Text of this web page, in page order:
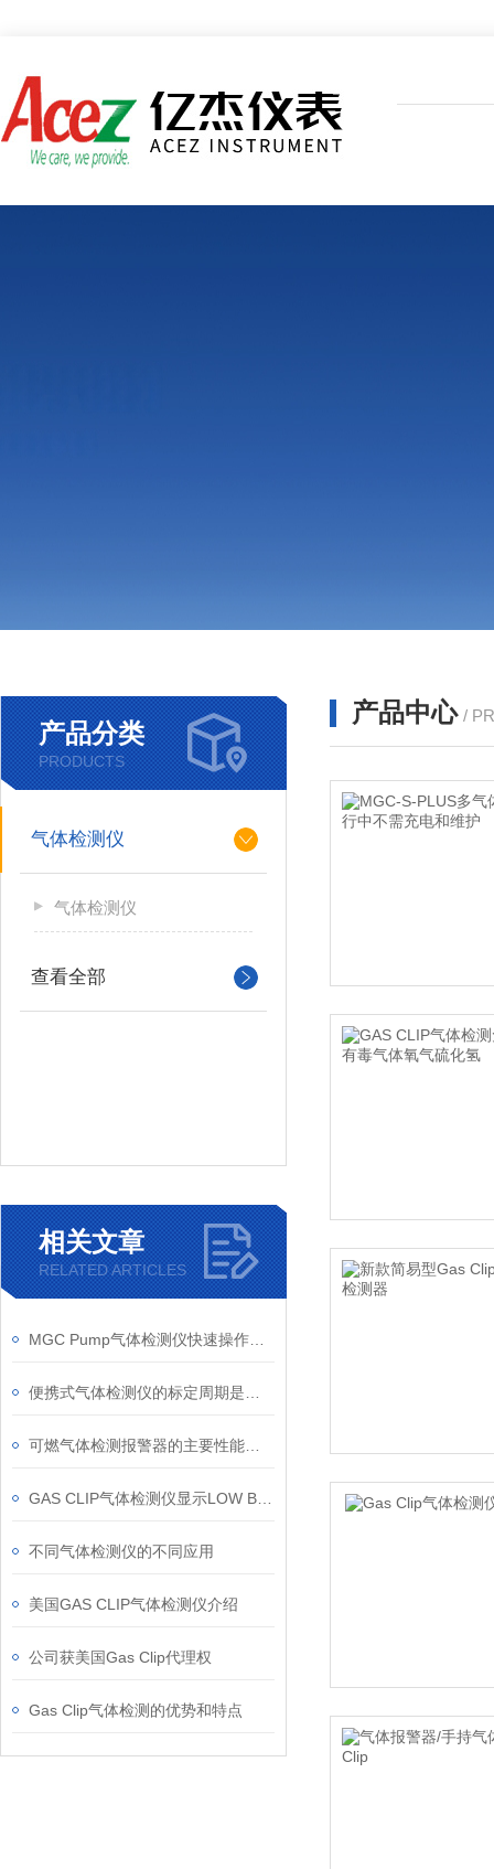
产品分类
PRODUCTS
气体检测仪
气体检测仪
查看全部
相关文章
RELATED ARTICLES
不同气体检测仪的不同应用
美国GAS CLIP气体检测仪介绍
公司获美国Gas Clip代理权
Gas Clip气体检测的优势和特点
产品中心 /